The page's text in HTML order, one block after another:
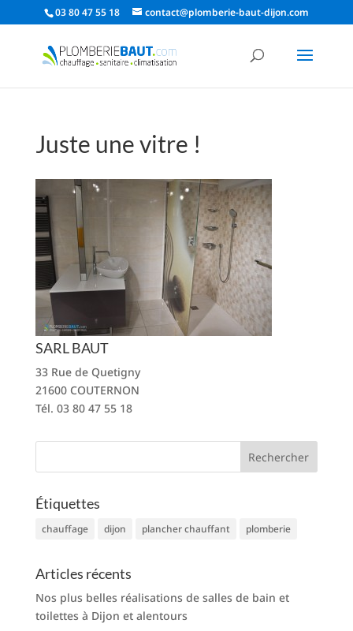
03 80 47 55 18 contact@plomberie-baut-dijon.com
Juste une vitre !
SARL BAUT
33 Rue de Quetigny
21600 COUTERNON
Tél. 03 80 47 55 18
Étiquettes
chauffage dijon plancher chauffant plomberie
Articles récents
Nos plus belles réalisations de salles de bain et
toilettes à Dijon et alentours